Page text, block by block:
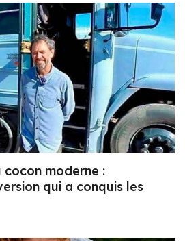
cocon moderne :
qui a conquis les